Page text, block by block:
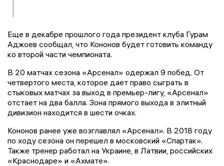
Еще в декабре прошлого года президент клуба Гурам
Аджоев сообщал, что Кононов будет готовить команду
ко второй части чемпионата.
В 20 матчах сезона «Арсенал» одержал 9 побед. От
четвертого места, которое дает право сыграть в
стыковых матчах за выход в премьер-лигу, «Арсенал»
отстает на два балла. Зона прямого выхода в элитный
дивизион находится в шести очках.
Кононов ранее уже возглавлял «Арсенал». В 2018 году
по ходу сезона он перешел в московский «Спартак».
Также тренер работал на Украине, в Латвии, российских
«Краснодаре» и «Ахмате».